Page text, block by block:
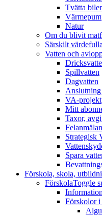
Tvätta
Natur
Om du blivit
Särskilt
Vatten och
Spillvatten
Dagvatten
VA-projekt
Mitt
Taxor,
Felanmälan
Strategisk
Spara
Förskola, skola,
FörskolaToggle
Förskolor i